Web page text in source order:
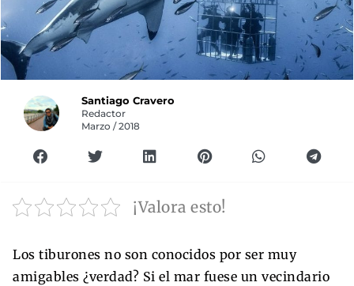
Santiago Cravero
Redactor
Marzo / 2018
¡Valora esto!
Los tiburones no son conocidos por ser muy
amigables ¿verdad? Si el mar fuese un vecindario